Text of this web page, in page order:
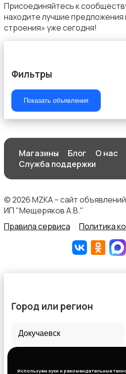
Присоединяйтесь к
находите лучшие предложения
строения» уже сегодня!
Фильтры
Показать объявления
Магазины Блог
О нас
Служба поддержки
© 2026 MZKA – сайт объявлений
ИП "Мещеряков А.В."
Правила сервиса
Политика
Используем куки и рекомендательные
Город или регион
Все города